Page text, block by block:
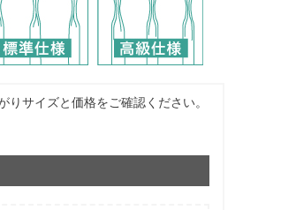
りサイズと価格をご確認ください。